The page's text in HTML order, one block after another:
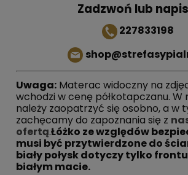
Zadzwoń lub
227833198
Uwaga: Materac widoczny na
wchodzi w cenę półkotapczanu.
należy zaopatrzyć się osobno, a w
zachęcamy do zapoznania się z
ofertą.Łóżko ze względów
musi być przytwierdzone do
biały połysk dotyczy tylko
białym macie.